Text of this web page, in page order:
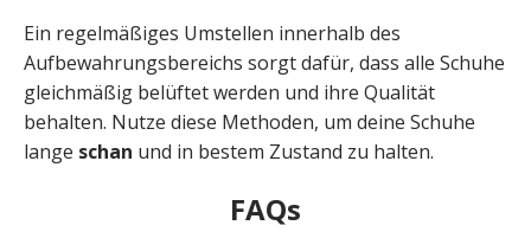
Ein regelmäßiges Umstellen innerhalb des
Aufbewahrungsbereichs sorgt dafür, dass alle Schuhe
gleichmäßig belüftet werden und ihre Qualität
behalten. Nutze diese Methoden, um deine Schuhe
lange schan und in bestem Zustand zu halten.
FAQs